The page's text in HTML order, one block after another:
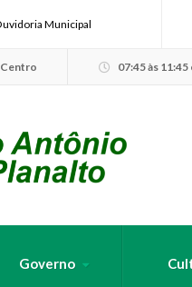
Municipal
Centro 07:45 às 11:45
Governo